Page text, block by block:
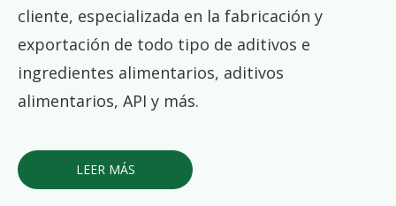
cliente, especializada en la fabricación y
exportación de todo tipo de aditivos e
ingredientes alimentarios, aditivos
alimentarios, API y más.
LEER MÁS